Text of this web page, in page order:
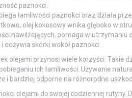
paznokci.
łamliwości paznokci oraz działa
olej kokosowy wnika głęboko w
nawilżających, pomaga w utrzymaniu
skórki wokół paznokci.
olejami przynosi wiele korzyści. Takie
ich łamliwości. Używanie
i bardziej odporne na różnorodne
olejami do swojej codziennej rutyny.